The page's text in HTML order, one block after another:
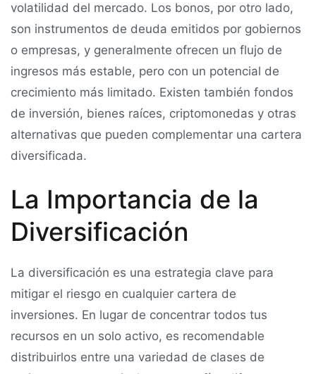
volatilidad del mercado. Los bonos, por otro lado,
son instrumentos de deuda emitidos por gobiernos
o empresas, y generalmente ofrecen un flujo de
ingresos más estable, pero con un potencial de
crecimiento más limitado. Existen también fondos
de inversión, bienes raíces, criptomonedas y otras
alternativas que pueden complementar una cartera
diversificada.
La Importancia de la
Diversificación
La diversificación es una estrategia clave para
mitigar el riesgo en cualquier cartera de
inversiones. En lugar de concentrar todos tus
recursos en un solo activo, es recomendable
distribuirlos entre una variedad de clases de